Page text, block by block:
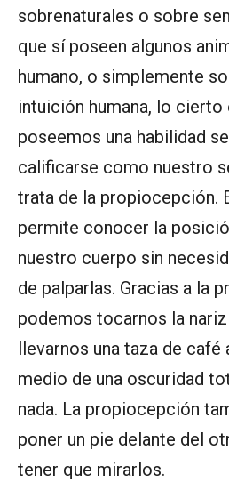
sobrenaturales o sobre
que sí poseen algunos
humano, o simplemente
intuición humana, lo cierto
poseemos una habilidad
calificarse como nuestro
trata de la propiocepción.
permite conocer la
nuestro cuerpo sin
de palparlas. Gracias a la
podemos tocarnos la
llevarnos una taza de café
medio de una oscuridad
nada. La propiocepción
poner un pie delante del
tener que mirarlos.